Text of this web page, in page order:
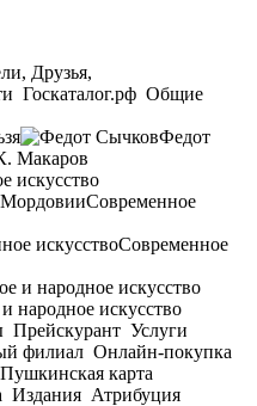
Друзья,
Госкаталог.рф Общие
Федот
Макаров
искусство
Современное
Современное
народное искусство
Прейскурант Услуги
филиал Онлайн-покупка
Пушкинская карта
Издания Атрибуция